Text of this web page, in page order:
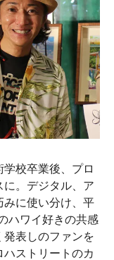
校卒業後、プロ
に。デジタル、ア
みに使い分け、平
ハワイ好きの共感
発表しのファンを
ストリートのカ